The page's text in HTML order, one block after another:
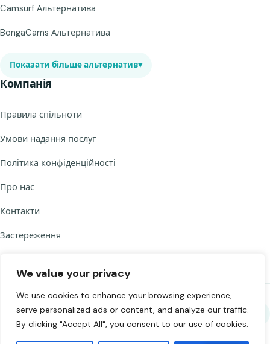
We value your privacy
We use cookies to enhance your browsing experience,
serve personalized ads or content, and analyze our traffic.
By clicking "Accept All", you consent to our use of cookies.
Camsurf Альтернатива
BongaCams Альтернатива
Показати більше альтернатив▾
Компанія
Правила спільноти
Умови надання послуг
Політика конфіденційності
Про нас
Контакти
Застереження
Поділитися Chat to Strangers